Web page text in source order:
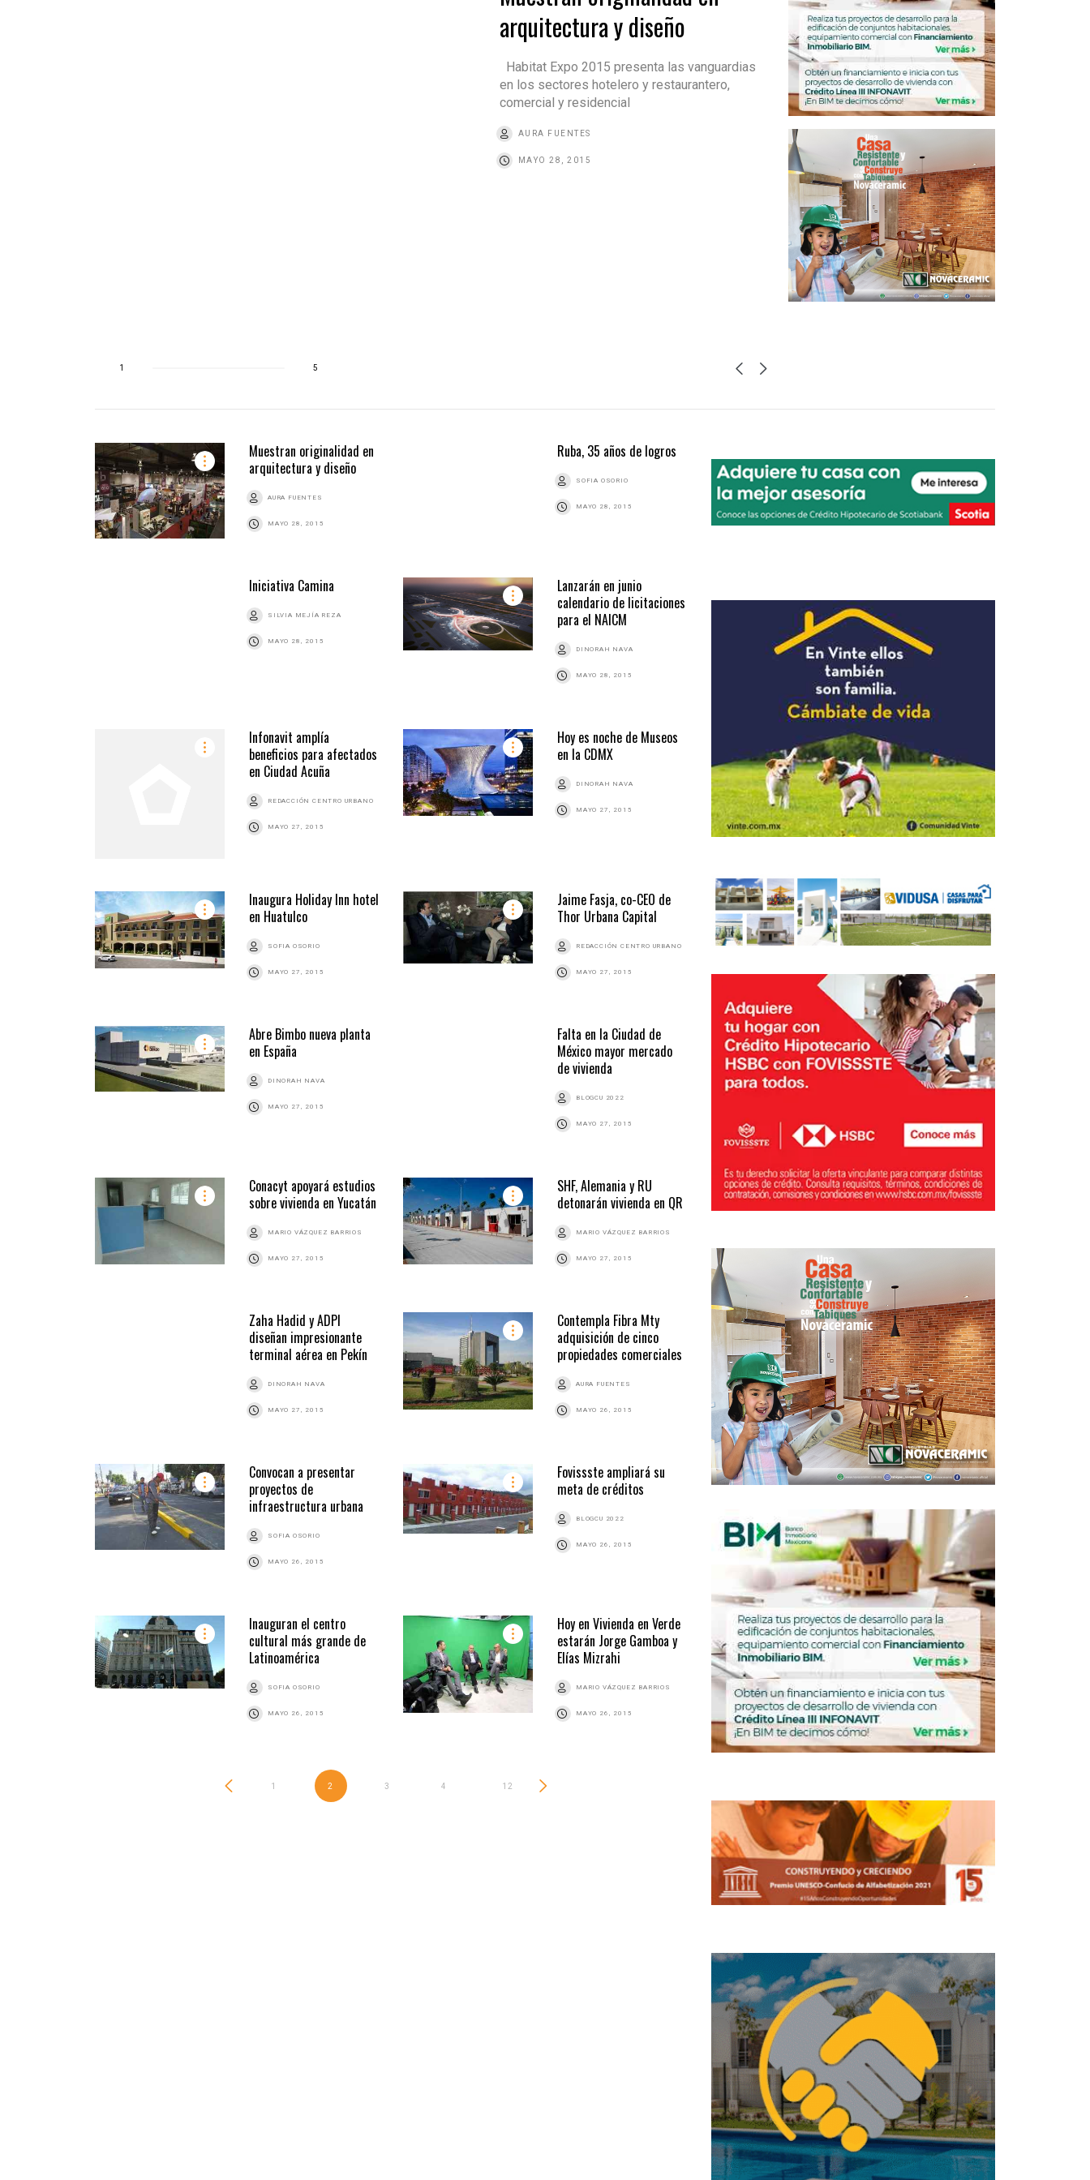
arquitectura y diseño
Habitat Expo 2015 presenta las vanguardias
en los sectores hotelero y restaurantero,
comercial y residencial
AURA FUENTES
MAYO 28, 2015
1 5
Muestran originalidad en
arquitectura y diseño
AURA FUENTES
MAYO 28, 2015
Ruba, 35 años de logros
SOFIA OSORIO
MAYO 28, 2015
Iniciativa Camina
SILVIA MEJÍA REZA
MAYO 28, 2015
Lanzarán en junio
calendario de licitaciones
para el NAICM
DINORAH NAVA
MAYO 28, 2015
Infonavit amplía
beneficios para afectados
en Ciudad Acuña
REDACCIÓN CENTRO URBANO
MAYO 27, 2015
Hoy es noche de Museos
en la CDMX
DINORAH NAVA
MAYO 27, 2015
Inaugura Holiday Inn hotel
en Huatulco
SOFIA OSORIO
MAYO 27, 2015
Jaime Fasja, co-CEO de
Thor Urbana Capital
REDACCIÓN CENTRO URBANO
MAYO 27, 2015
Abre Bimbo nueva planta
en España
DINORAH NAVA
MAYO 27, 2015
Falta en la Ciudad de
México mayor mercado
de vivienda
BLOGCU 2022
MAYO 27, 2015
Conacyt apoyará estudios
sobre vivienda en Yucatán
MARIO VÁZQUEZ BARRIOS
MAYO 27, 2015
SHF, Alemania y RU
detonarán vivienda en QR
MARIO VÁZQUEZ BARRIOS
MAYO 27, 2015
Zaha Hadid y ADPI
diseñan impresionante
terminal aérea en Pekín
DINORAH NAVA
MAYO 27, 2015
Contempla Fibra Mty
adquisición de cinco
propiedades comerciales
AURA FUENTES
MAYO 26, 2015
Convocan a presentar
proyectos de
infraestructura urbana
SOFIA OSORIO
MAYO 26, 2015
Fovissste ampliará su
meta de créditos
BLOGCU 2022
MAYO 26, 2015
Inauguran el centro
cultural más grande de
Latinoamérica
SOFIA OSORIO
MAYO 26, 2015
Hoy en Vivienda en Verde
estarán Jorge Gamboa y
Elías Mizrahi
MARIO VÁZQUEZ BARRIOS
MAYO 26, 2015
1 2 3 4 12